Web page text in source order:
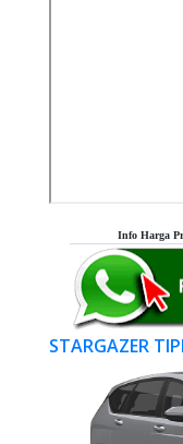
Info Harga
STARGAZER